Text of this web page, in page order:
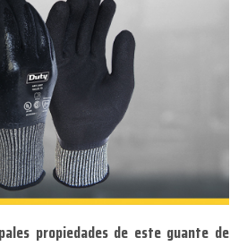
propiedades de este guante de